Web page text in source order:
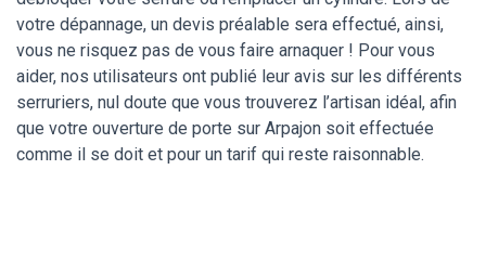
votre dépannage, un devis préalable sera effectué, ainsi,
vous ne risquez pas de vous faire arnaquer ! Pour vous
aider, nos utilisateurs ont publié leur avis sur les différents
serruriers, nul doute que vous trouverez l’artisan idéal, afin
que votre ouverture de porte sur Arpajon soit effectuée
comme il se doit et pour un tarif qui reste raisonnable.